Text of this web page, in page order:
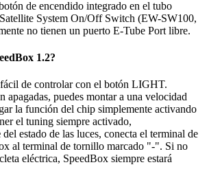
de encendido integrado en el tubo
System On/Off Switch (EW-SW100,
no tienen un puerto E-Tube Port libre.
1.2?
de controlar con el botón LIGHT.
apagadas, puedes montar a una velocidad
la función del chip simplemente activando
el tuning siempre activado,
del estado de las luces, conecta el terminal de
al terminal de tornillo marcado "-". Si no
eléctrica, SpeedBox siempre estará